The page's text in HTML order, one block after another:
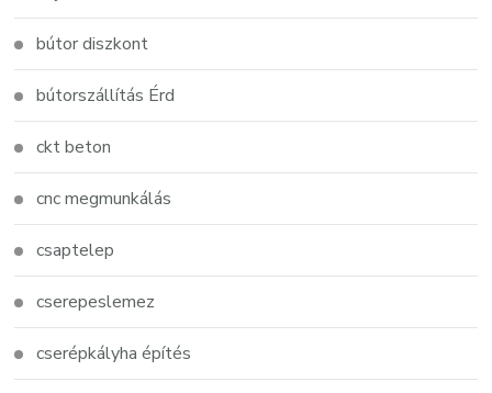
bútor diszkont
bútorszállítás Érd
ckt beton
cnc megmunkálás
csaptelep
cserepeslemez
cserépkályha építés